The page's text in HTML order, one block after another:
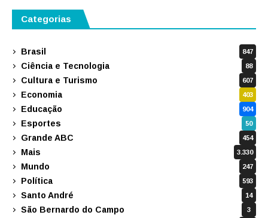
Categorias
Brasil 847
Ciência e Tecnologia 88
Cultura e Turismo 607
Economia 403
Educação 904
Esportes 50
Grande ABC 454
Mais 3.330
Mundo 247
Política 593
Santo André 14
São Bernardo do Campo 3